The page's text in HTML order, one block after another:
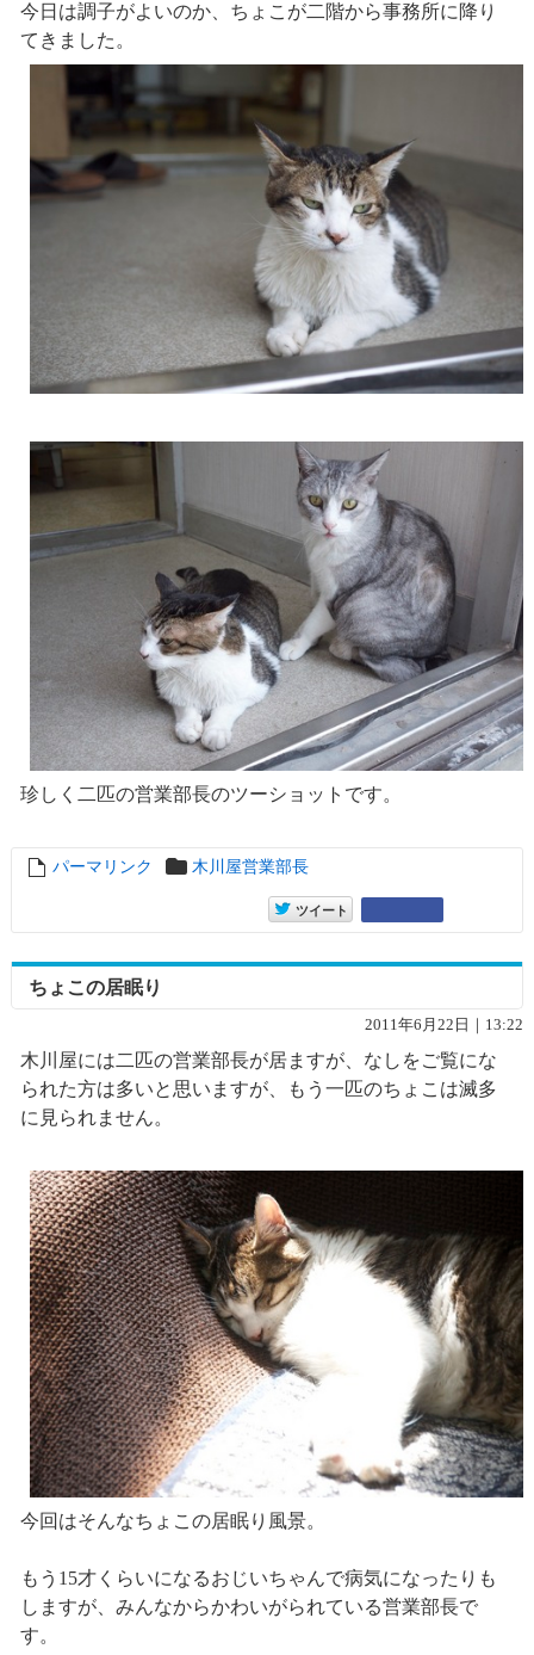
今日は調子がよいのか、ちょこが二階から事務所に降り
てきました。
珍しく二匹の営業部長のツーショットです。
entry6764
パーマリンク 木川屋営業部長
entry6764
ツイート
ちょこの居眠り
2011年6月22日｜13:22
木川屋には二匹の営業部長が居ますが、なしをご覧にな
られた方は多いと思いますが、もう一匹のちょこは滅多
に見られません。
今回はそんなちょこの居眠り風景。
もう15才くらいになるおじいちゃんで病気になったりも
しますが、みんなからかわいがられている営業部長で
す。